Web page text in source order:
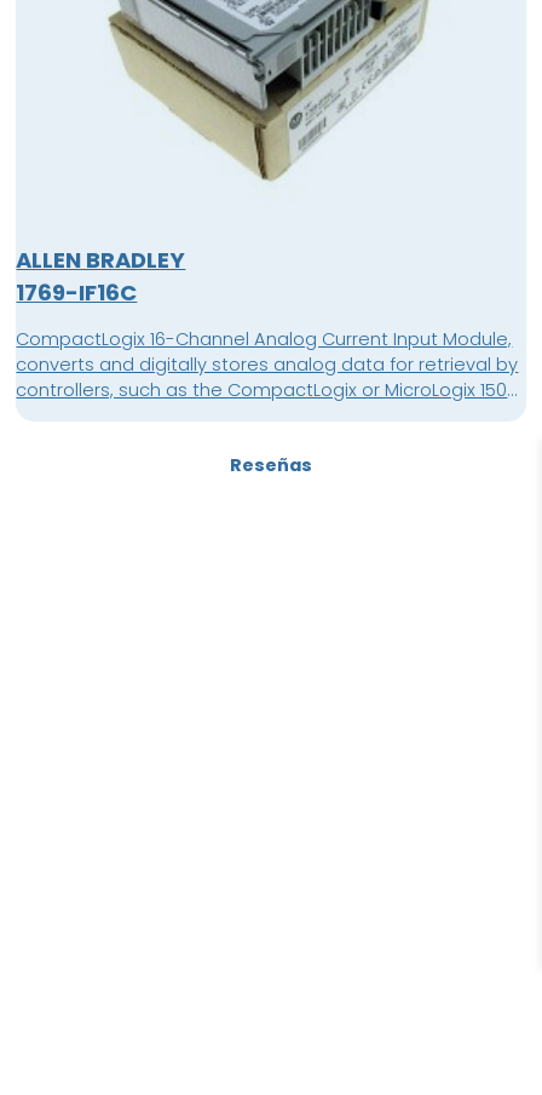
ALLEN BRADLEY
1769-IF16C
CompactLogix 16-Channel Analog Current Input Module,
converts and digitally stores analog data for retrieval by
controllers, such as the CompactLogix or MicroLogix 1500
controllers
Reseñas